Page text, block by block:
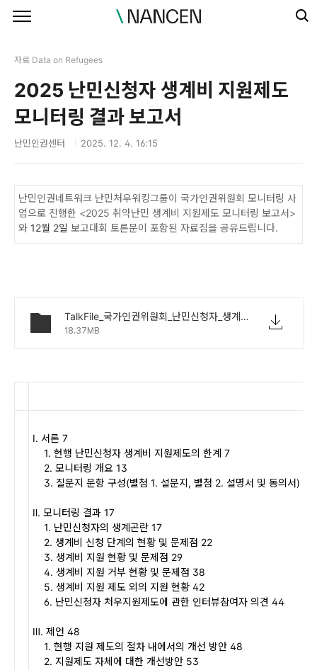
자료 Data on Refugees
2025 난민신청자 생계비 지원제도
모니터링 결과 보고서
난민인권센터 2025. 12. 4. 16:15
난민인권네트워크 난민처우워킹그룹이 국가인권위원회 모니터링 사
업으로 진행한 <2025 취약난민 생계비 지원제도 모니터링 보고서>
와 12월 2일 보고대회 토론문이 포함된 자료집을 공유드립니다.
TalkFile_국가인권위원회_난민신청자_생계비_지원제도_모니터링.pdf
18.37MB
Ⅰ. 서론 7
1. 현행 난민신청자 생계비 지원제도의 한계 7
2. 모니터링 개요 13
3. 질문지 문항 구성(별첨 1. 설문지, 별첨 2. 설명서 및 동의서)
Ⅱ. 모니터링 결과 17
1. 난민신청자의 생계곤란 17
2. 생계비 신청 단계의 현황 및 문제점 22
3. 생계비 지원 현황 및 문제점 29
4. 생계비 지원 거부 현황 및 문제점 38
5. 생계비 지원 제도 외의 지원 현황 42
6. 난민신청자 처우지원제도에 관한 인터뷰참여자 의견 44
Ⅲ. 제언 48
1. 현행 지원 제도의 절차 내에서의 개선 방안 48
2. 지원제도 자체에 대한 개선방안 53